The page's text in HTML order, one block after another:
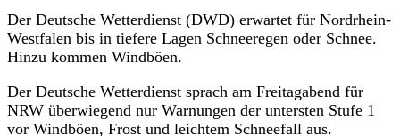
Der Deutsche Wetterdienst (DWD) erwartet für Nordrhein-
Westfalen bis in tiefere Lagen Schneeregen oder Schnee.
Hinzu kommen Windböen.
Der Deutsche Wetterdienst sprach am Freitagabend für
NRW überwiegend nur Warnungen der untersten Stufe 1
vor Windböen, Frost und leichtem Schneefall aus.